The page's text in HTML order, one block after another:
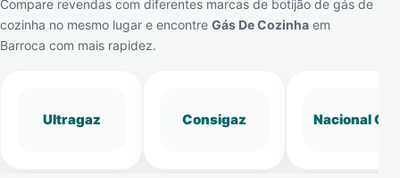
Compare revendas com diferentes marcas de botijão de gás de
cozinha no mesmo lugar e encontre Gás De Cozinha em
Barroca com mais rapidez.
Ultragaz Consigaz Nacional Gás